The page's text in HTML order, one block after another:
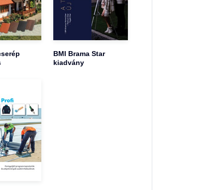
BMI Brama Star
kiadvány